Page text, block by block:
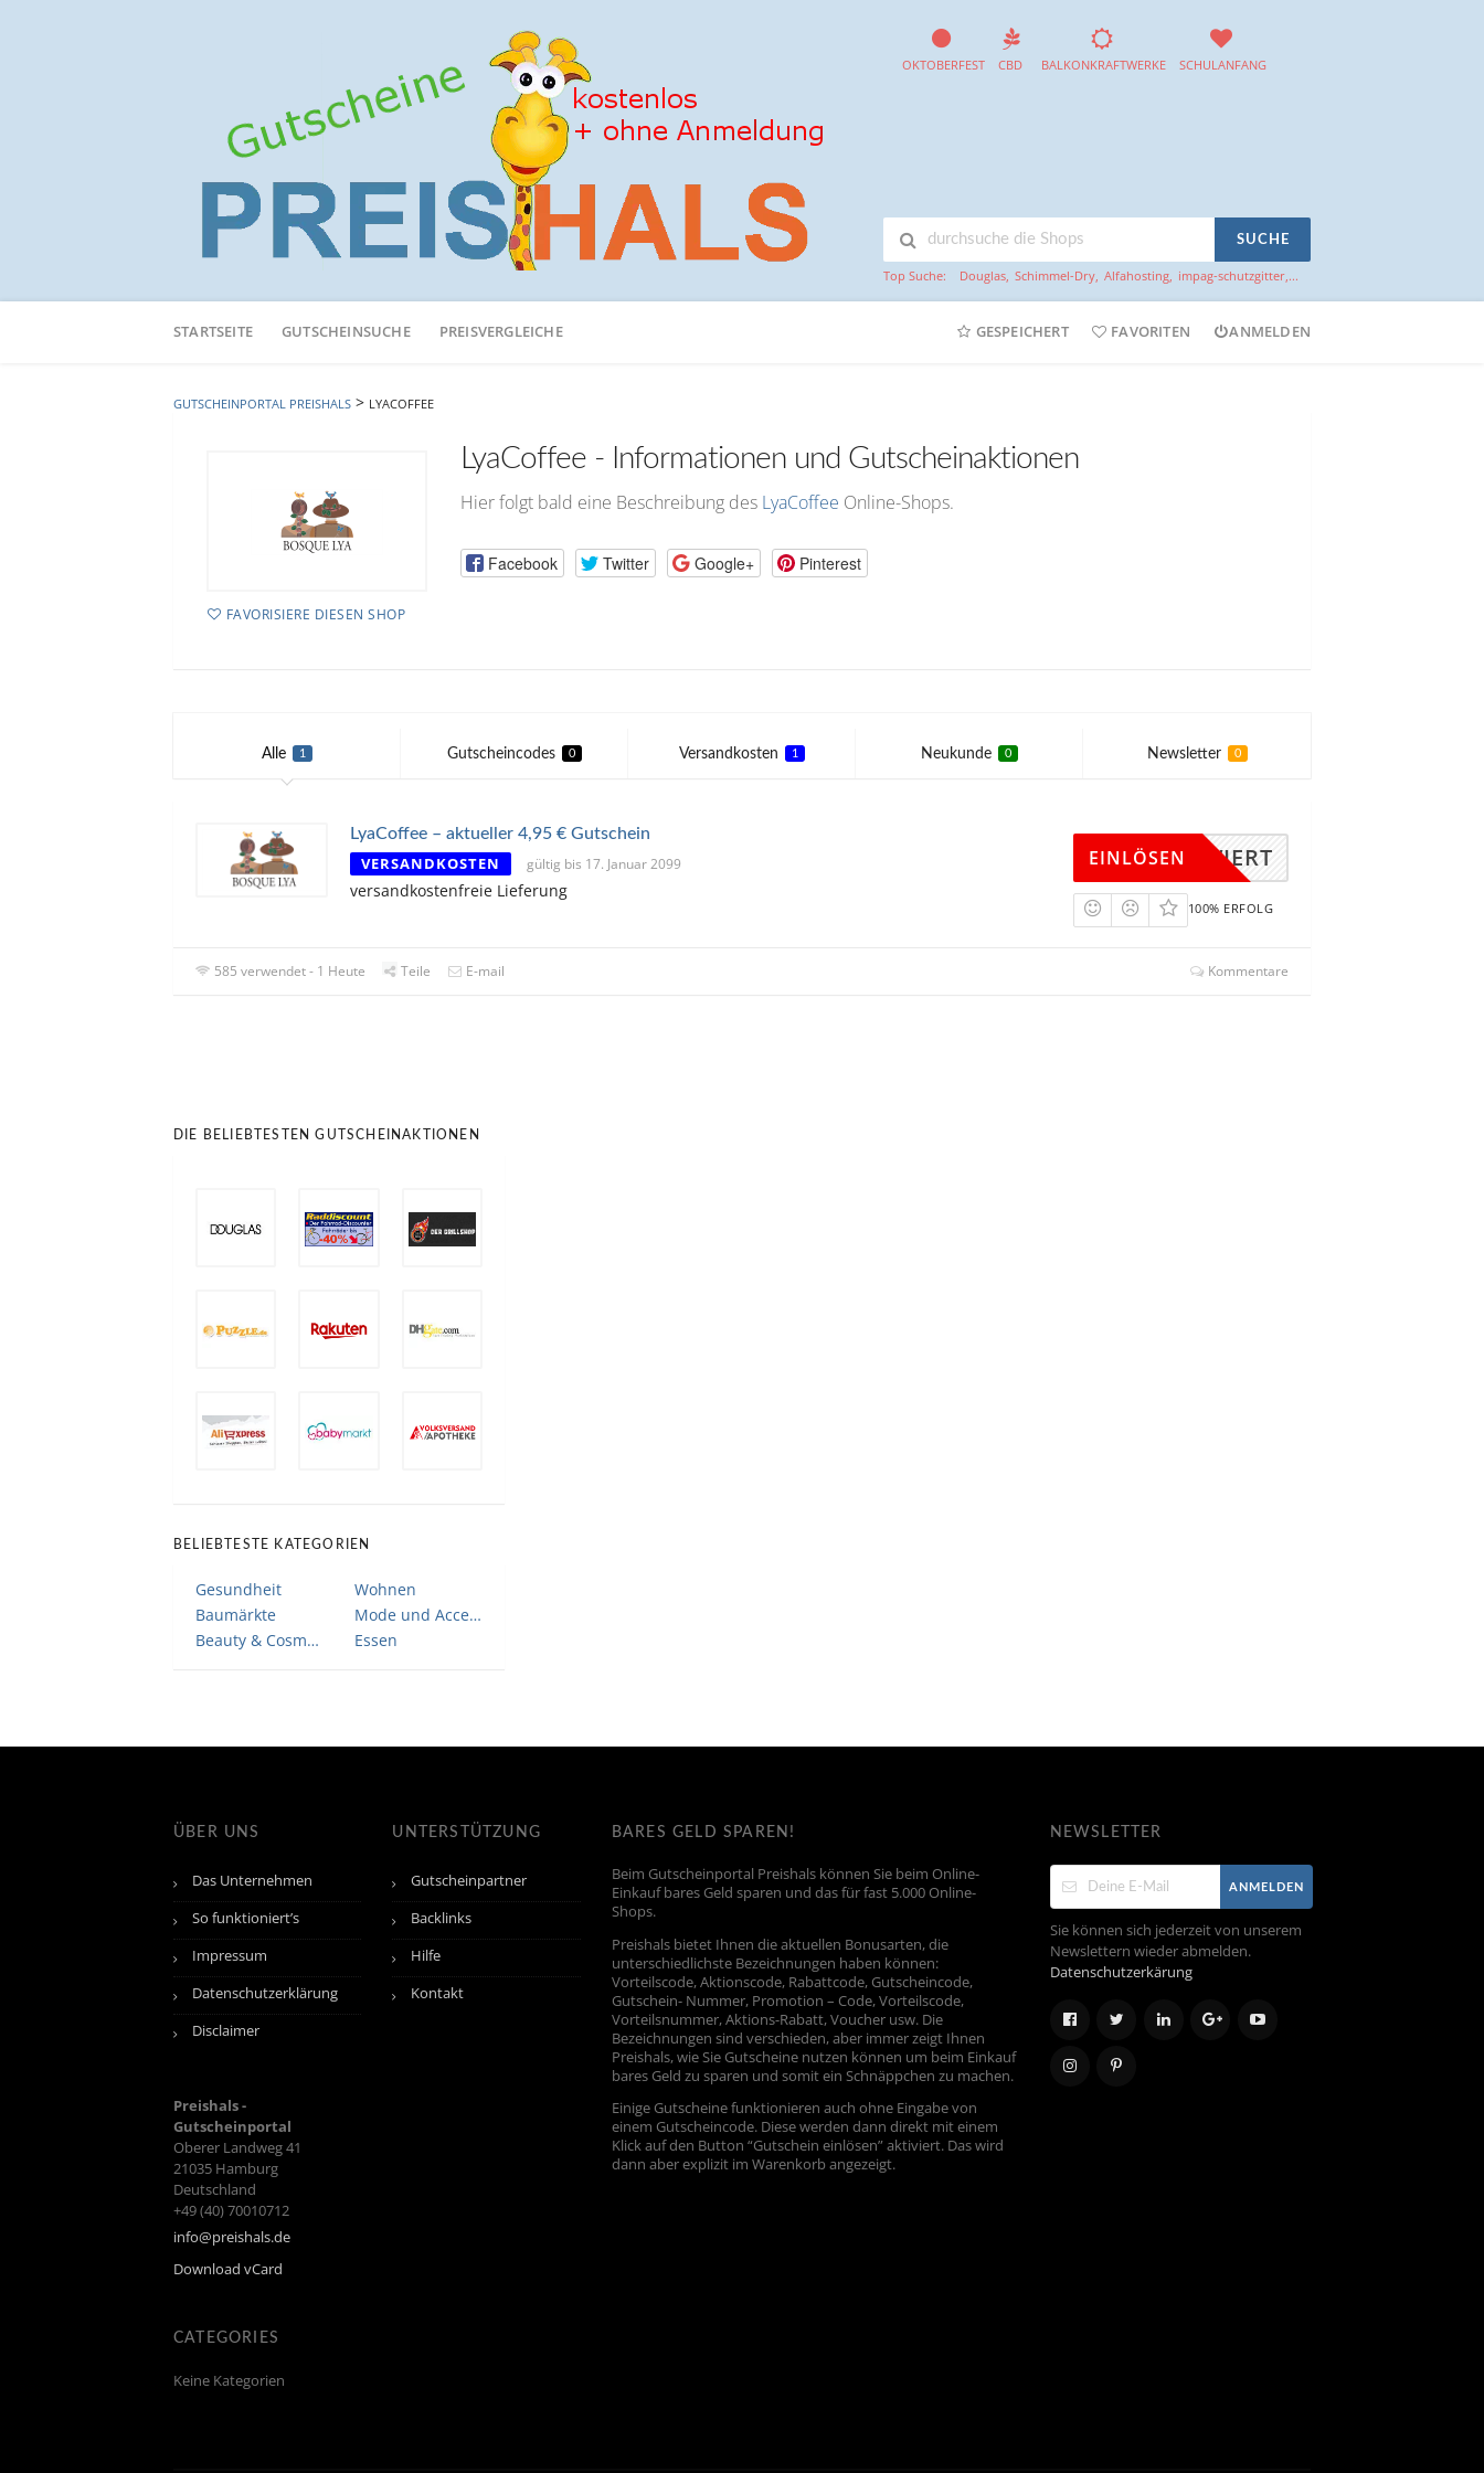
OKTOBERFEST CBD BALKONKRAFTWERKE SCHULANFANG
SUCHE
Top Suche: Douglas, Schimmel-Dry, Alfahosting, impag-schutzgitter,...
Online-
STARTSEITE GUTSCHEINSUCHE PREISVERGLEICHE GESPEICHERT FAVORITEN ANMELDEN
GUTSCHEINPORTAL PREISHALS > LYACOFFEE
FAVORISIERE DIESEN SHOP
LyaCoffee - Informationen und Gutscheinaktionen
Hier folgt bald eine Beschreibung des LyaCoffee Online-Shops.
Facebook Twitter Google+ Pinterest
Alle 1 Gutscheincodes 0 Versandkosten 1 Neukunde 0 Newsletter 0
LyaCoffee – aktueller 4,95 € Gutschein
VERSANDKOSTEN gültig bis 17. Januar 2099
versandkostenfreie Lieferung
KTIVIERT
EINLÖSEN
100% ERFOLG
585 verwendet - 1 Heute Teile E-mail Kommentare
DIE BELIEBTESTEN GUTSCHEINAKTIONEN
BELIEBTESTE KATEGORIEN
Gesundheit
Wohnen
Baumärkte
Mode und Accessoires
Beauty & Cosmetic
Essen
ÜBER UNS
Das Unternehmen
So funktioniert’s
Impressum
Datenschutzerklärung
Disclaimer
Preishals -
Gutscheinportal
Oberer Landweg 41
21035 Hamburg
Deutschland
+49 (40) 70010712
info@preishals.de
Download vCard
CATEGORIES
Keine Kategorien
UNTERSTÜTZUNG
Gutscheinpartner
Backlinks
Hilfe
Kontakt
BARES GELD SPAREN!
Beim Gutscheinportal Preishals können Sie beim Online-
Einkauf bares Geld sparen und das für fast 5.000 Online-
Shops.
Preishals bietet Ihnen die aktuellen Bonusarten, die
unterschiedlichste Bezeichnungen haben können:
Vorteilscode, Aktionscode, Rabattcode, Gutscheincode,
Gutschein- Nummer, Promotion – Code, Vorteilscode,
Vorteilsnummer, Aktions-Rabatt, Voucher usw. Die
Bezeichnungen sind verschieden, aber immer zeigt Ihnen
Preishals, wie Sie Gutscheine nutzen können um beim Einkauf
bares Geld zu sparen und somit ein Schnäppchen zu machen.
Einige Gutscheine funktionieren auch ohne Eingabe von
einem Gutscheincode. Diese werden dann direkt mit einem
Klick auf den Button “Gutschein einlösen” aktiviert. Das wird
dann aber explizit im Warenkorb angezeigt.
NEWSLETTER
ANMELDEN
Sie können sich jederzeit von unserem
Newslettern wieder abmelden.
Datenschutzerkärung